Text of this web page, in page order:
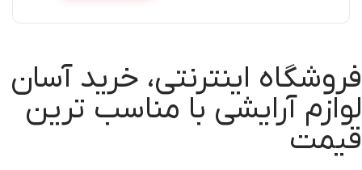
فروشگاه اینترنتی، خرید آسان
لوازم آرایشی با مناسب ترین
قیمت